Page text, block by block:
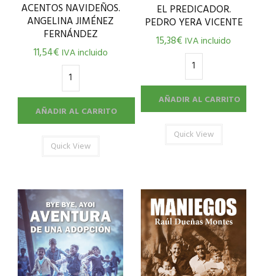
ACENTOS NAVIDEÑOS.
ANGELINA JIMÉNEZ
FERNÁNDEZ
11,54€ IVA incluido
AÑADIR AL CARRITO
Quick View
EL PREDICADOR.
PEDRO YERA VICENTE
15,38€IVA incluido
AÑADIR AL CARRITO
Quick View